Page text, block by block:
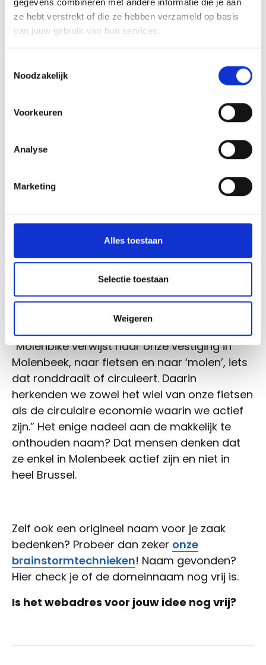
gegevens combineren met andere informatie die je aan
ze hebt verstrekt of die ze hebben verzameld op basis
van jouw gebruik van hun services.
Noodzakelijk
Voorkeuren
Analyse
Marketing
Alles toestaan
Selectie toestaan
Weigeren
Molenbike, een fietsbezorgdienst in
In 2016 lanceerde Antoine Struelens de
coöperatieve fietsbezorgdienst Molenbike.
Die vervoert voornamelijk lokale of
biologische producten. De naam Molenbike
“Molenbike verwijst naar onze vestiging in
Molenbeek, naar fietsen en naar ‘molen’, iets
dat ronddraait of circuleert. Daarin
herkenden we zowel het wiel van onze fietsen
als de circulaire economie waarin we actief
zijn.” Het enige nadeel aan de makkelijk te
onthouden naam? Dat mensen denken dat
ze enkel in Molenbeek actief zijn en niet in
heel Brussel.
Zelf ook een origineel naam voor je zaak
bedenken? Probeer dan zeker onze
brainstormtechnieken! Naam gevonden?
Hier check je of de domeinnaam nog vrij is.
Is het webadres voor jouw idee nog vrij?